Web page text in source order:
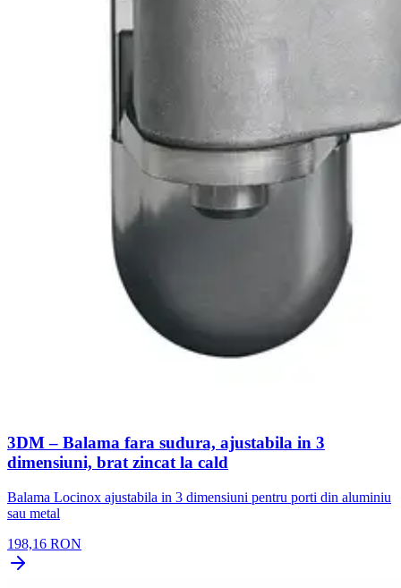
3DM – Balama fara sudura, ajustabila in 3
dimensiuni, brat zincat la cald
Balama Locinox ajustabila in 3 dimensiuni pentru porti din aluminiu
sau metal
198,16 RON